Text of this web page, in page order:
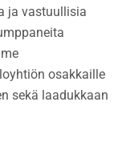
ja vastuullisia
osakkaille
sekä laadukkaan